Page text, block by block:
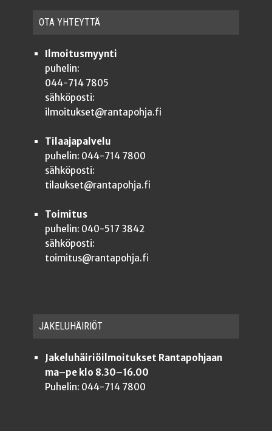
OTA YHTEYT­TÄ
Ilmoitusmyynti
puhelin:
044-714 7805
sähköposti:
ilmoitukset@rantapohja.fi
Tilaajapalvelu
puhelin: 044-714 7800
sähköposti:
tilaukset@rantapohja.fi
Toimitus
puhelin: 040-517 3842
sähköposti:
toimitus@rantapohja.fi
JAKE­LU­HÄI­RIÖT
Jakeluhäiriöilmoitukset Rantapohjaan
ma–pe klo 8.30–16.00
Puhelin: 044-714 7800